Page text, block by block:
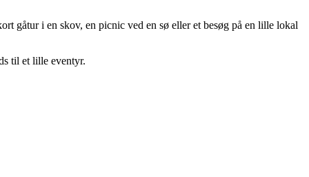
gåtur i en skov, en picnic ved en sø eller et besøg på en lille lokal
til et lille eventyr.